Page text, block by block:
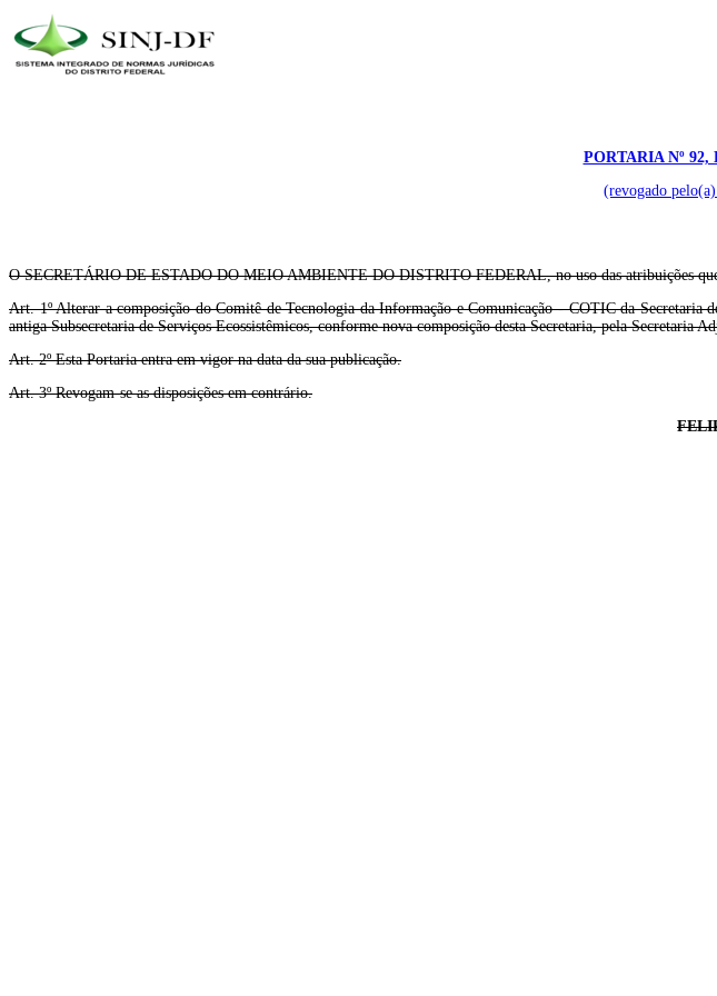
PORTARIA Nº 92,
(revogado
O SECRETÁRIO DE ESTADO DO MEIO AMBIENTE DO DISTRITO FEDERAL, no uso das atribuições
Art. 1º Alterar a composição do Comitê de Tecnologia da Informação e Comunicação - COTIC da
antiga Subsecretaria de Serviços Ecossistêmicos, conforme nova composição desta Secretaria, pela Secretaria
Art. 2º Esta Portaria entra em vigor na data da sua publicação.
Art. 3º Revogam-se as disposições em contrário.